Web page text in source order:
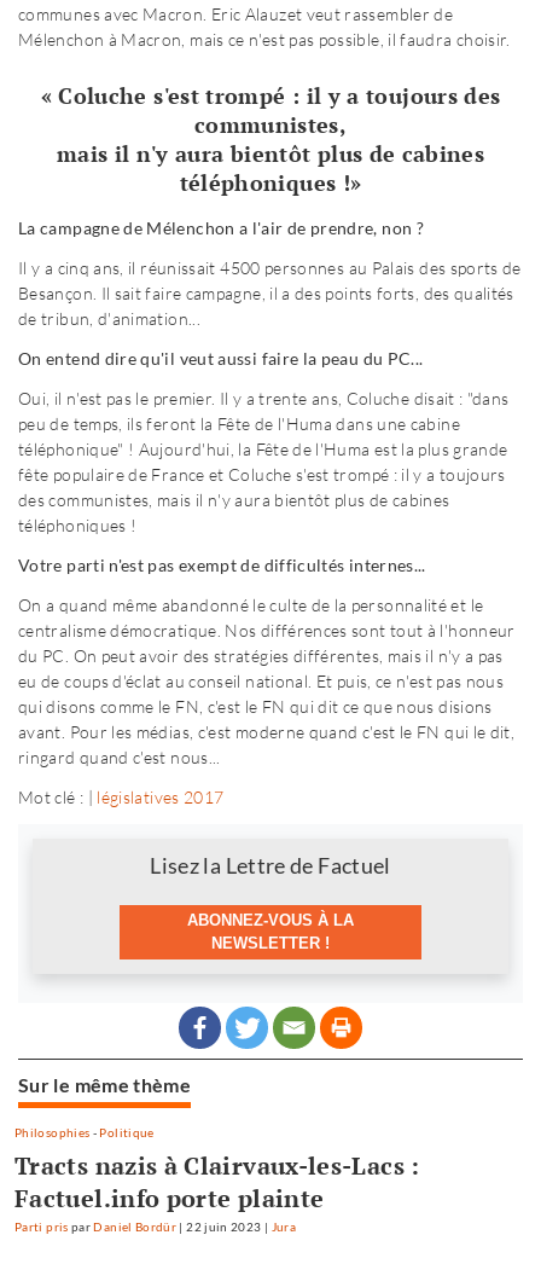
communes avec Macron. Eric Alauzet veut rassembler de
Mélenchon à Macron, mais ce n'est pas possible, il faudra choisir.
« Coluche s'est trompé : il y a toujours des
communistes,
mais il n'y aura bientôt plus de cabines
téléphoniques !»
La campagne de Mélenchon a l'air de prendre, non ?
Il y a cinq ans, il réunissait 4500 personnes au Palais des sports de
Besançon. Il sait faire campagne, il a des points forts, des qualités
de tribun, d'animation...
On entend dire qu'il veut aussi faire la peau du PC...
Oui, il n'est pas le premier. Il y a trente ans, Coluche disait : "dans
peu de temps, ils feront la Fête de l'Huma dans une cabine
téléphonique" ! Aujourd'hui, la Fête de l'Huma est la plus grande
fête populaire de France et Coluche s'est trompé : il y a toujours
des communistes, mais il n'y aura bientôt plus de cabines
téléphoniques !
Votre parti n'est pas exempt de difficultés internes...
On a quand même abandonné le culte de la personnalité et le
centralisme démocratique. Nos différences sont tout à l'honneur
du PC. On peut avoir des stratégies différentes, mais il n'y a pas
eu de coups d'éclat au conseil national. Et puis, ce n'est pas nous
qui disons comme le FN, c'est le FN qui dit ce que nous disions
avant. Pour les médias, c'est moderne quand c'est le FN qui le dit,
ringard quand c'est nous...
Mot clé : | législatives 2017
Lisez la Lettre de Factuel
ABONNEZ-VOUS À LA
NEWSLETTER !
Sur le même thème
Philosophies - Politique
Tracts nazis à Clairvaux-les-Lacs :
Factuel.info porte plainte
Parti pris par Daniel Bordür |22 juin 2023 Jura